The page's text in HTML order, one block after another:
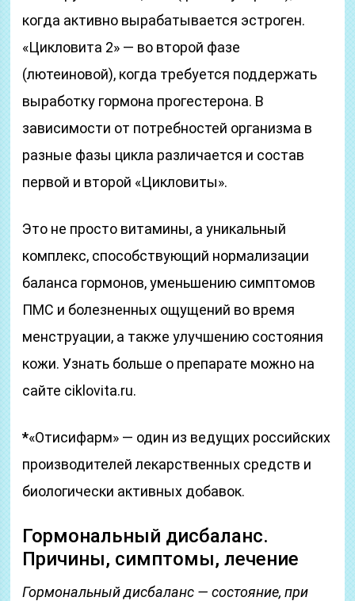
когда активно вырабатывается эстроген.
«Цикловита 2» — во второй фазе
(лютеиновой), когда требуется поддержать
выработку гормона прогестерона. В
зависимости от потребностей организма в
разные фазы цикла различается и состав
первой и второй «Цикловиты».
Это не просто витамины, а уникальный
комплекс, способствующий нормализации
баланса гормонов, уменьшению симптомов
ПМС и болезненных ощущений во время
менструации, а также улучшению состояния
кожи. Узнать больше о препарате можно на
сайте ciklovita.ru.
*«Отисифарм» — один из ведущих российских
производителей лекарственных средств и
биологически активных добавок.
Гормональный дисбаланс.
Причины, симптомы, лечение
Гормональный дисбаланс — состояние, при